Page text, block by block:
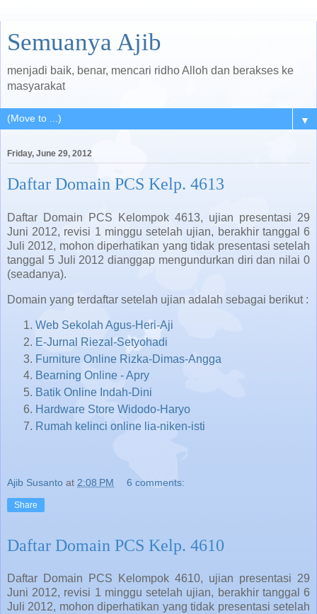
Semuanya Ajib
menjadi baik, benar, mencari ridho Alloh dan berakses ke
masyarakat
▼
Friday, June 29, 2012
Daftar Domain PCS Kelp. 4613
Daftar Domain PCS Kelompok 4613, ujian presentasi 29
Juni 2012, revisi 1 minggu setelah ujian, berakhir tanggal 6
Juli 2012, mohon diperhatikan yang tidak presentasi setelah
tanggal 5 Juli 2012 dianggap mengundurkan diri dan nilai 0
(seadanya).
Domain yang terdaftar setelah ujian adalah sebagai berikut :
Web Sekolah Agus-Heri-Aji
E-Jurnal Riezal-Setyohadi
Furniture Online Rizka-Dimas-Angga
Bearning Online - Apry
Batik Online Indah-Dini
Hardware Store Widodo-Haryo
Rumah kelinci online lia-niken-isti
Ajib Susanto at 2:08 PM 6 comments:
Share
Daftar Domain PCS Kelp. 4610
Daftar Domain PCS Kelompok 4610, ujian presentasi 29
Juni 2012, revisi 1 minggu setelah ujian, berakhir tanggal 6
Juli 2012, mohon diperhatikan yang tidak presentasi setelah